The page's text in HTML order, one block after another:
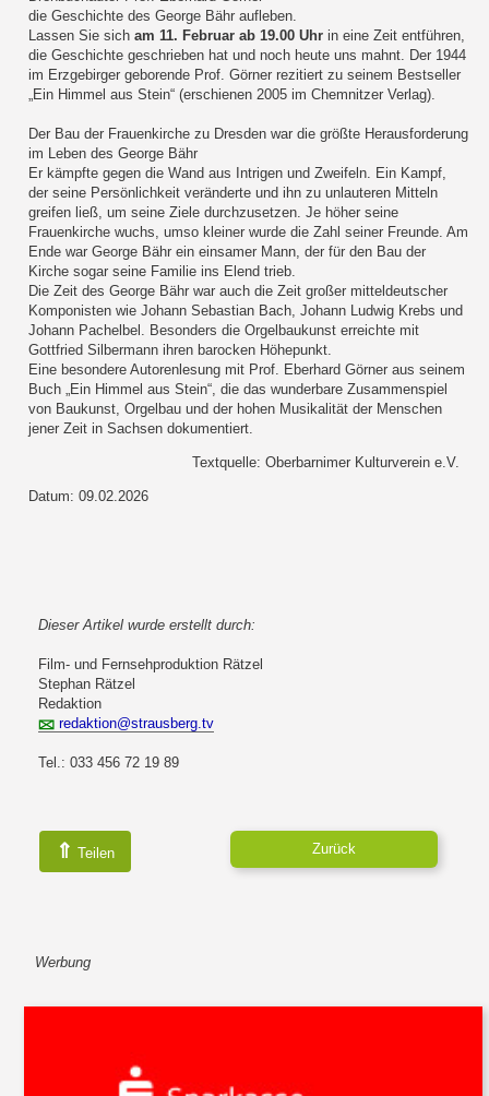
die Geschichte des George Bähr aufleben.
Lassen Sie sicham 11. Februar ab 19.00 Uhr in eine Zeit entführen,
die Geschichte geschrieben hat und noch heute uns mahnt. Der 1944
im Erzgebirger geborende Prof. Görner rezitiert zu seinem Bestseller
„Ein Himmel aus Stein“ (erschienen 2005 im Chemnitzer Verlag).
Der Bau der Frauenkirche zu Dresden war die größte Herausforderung
im Leben des George Bähr
Er kämpfte gegen die Wand aus Intrigen und Zweifeln. Ein Kampf,
der seine Persönlichkeit veränderte und ihn zu unlauteren Mitteln
greifen ließ, um seine Ziele durchzusetzen. Je höher seine
Frauenkirche wuchs, umso kleiner wurde die Zahl seiner Freunde. Am
Ende war George Bähr ein einsamer Mann, der für den Bau der
Kirche sogar seine Familie ins Elend trieb.
Die Zeit des George Bähr war auch die Zeit großer mitteldeutscher
Komponisten wie Johann Sebastian Bach, Johann Ludwig Krebs und
Johann Pachelbel. Besonders die Orgelbaukunst erreichte mit
Gottfried Silbermann ihren barocken Höhepunkt.
Eine besondere Autorenlesung mit Prof. Eberhard Görner aus seinem
Buch „Ein Himmel aus Stein“, die das wunderbare Zusammenspiel
von Baukunst, Orgelbau und der hohen Musikalität der Menschen
jener Zeit in Sachsen dokumentiert.
Textquelle: Oberbarnimer Kulturverein e.V.
Datum: 09.02.2026
Dieser Artikel wurde erstellt durch:
Film- und Fernsehproduktion Rätzel
Stephan Rätzel
Redaktion
redaktion@strausberg.tv
Tel.: 033 456 72 19 89
⇑ Teilen Zurück
Werbung